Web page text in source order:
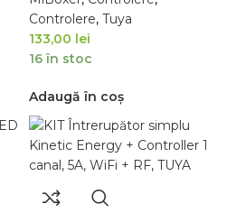
Controlere, Tuya
133,00 lei
16 în stoc
Adaugă în coș